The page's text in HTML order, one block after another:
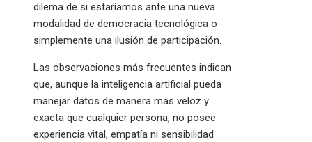
dilema de si estaríamos ante una nueva
modalidad de democracia tecnológica o
simplemente una ilusión de participación.
Las observaciones más frecuentes indican
que, aunque la inteligencia artificial pueda
manejar datos de manera más veloz y
exacta que cualquier persona, no posee
experiencia vital, empatía ni sensibilidad